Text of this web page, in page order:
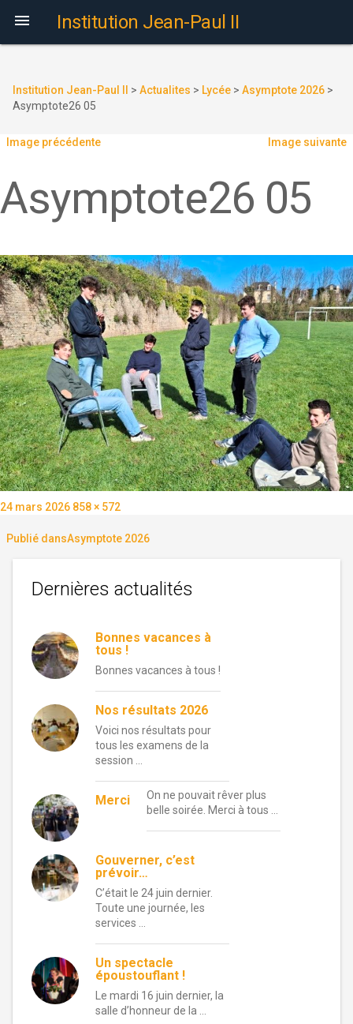
 Institution Jean-Paul II
Institution Jean-Paul II > Actualites > Lycée > Asymptote 2026 >
Asymptote26 05
Image précédente Image suivante
Asymptote26 05
Publié
24 mars 2026 Taille
858 × 572
Navigation
de
l’article
Publié dansAsymptote 2026
Dernières actualités
Bonnes vacances à
tous !
Bonnes vacances à tous !
Nos résultats 2026
Voici nos résultats pour
tous les examens de la
session …
Merci
On ne pouvait rêver plus
belle soirée. Merci à tous …
Gouverner, c’est
prévoir…
C’était le 24 juin dernier.
Toute une journée, les
services …
Un spectacle
époustouflant !
Le mardi 16 juin dernier, la
salle d’honneur de la …